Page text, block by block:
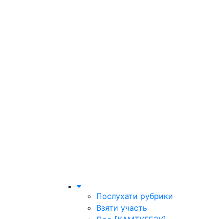
Послухати рубрики
Взяти участь